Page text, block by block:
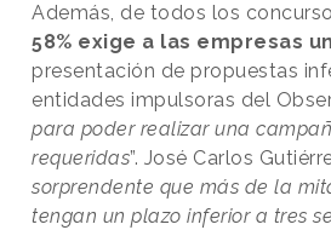
Además, de todos los
58% exige a las empresas
presentación de propuestas
entidades impulsoras del
para poder realizar una
requeridas”. José Carlos
sorprendente que más de la
tengan un plazo inferior a tres